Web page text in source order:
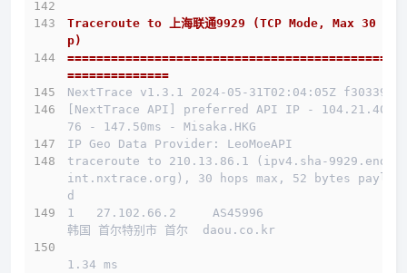
Traceroute to 上海联通9929 (TCP Mode, Max 30 Ho
p)
==============================================
==============
NextTrace v1.3.1 2024-05-31T02:04:05Z f303397
[NextTrace API] preferred API IP - 104.21.40.1
76 - 147.50ms - Misaka.HKG
IP Geo Data Provider: LeoMoeAPI
traceroute to 210.13.86.1 (ipv4.sha-9929.endpo
int.nxtrace.org), 30 hops max, 52 bytes payloa
d
1   27.102.66.2     AS45996
韩国 首尔特别市 首尔  daou.co.kr
1.34 ms